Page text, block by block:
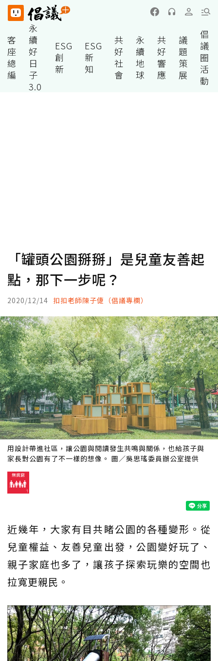
客
座
總
編
永
續
好
日
子
3.0
ESG
創
新
ESG
新
知
共
好
社
會
永
續
地
球
共
好
響
應
議
題
策
展
倡
議
圈
活
動
「罐頭公園掰掰」是兒童友善起
點，那下一步呢？
2020/12/14 扣扣老師陳子倢（倡議專欄）
用設計帶進社區，讓公園與閱讀發生共鳴與關係，也給孩子與
家長對公園有了不一樣的想像。 圖／吳思瑤委員辦公室提供
近幾年，大家有目共睹公園的各種變形。從
兒童權益、友善兒童出發，公園變好玩了、
親子家庭也多了，讓孩子探索玩樂的空間也
拉寬更親民。